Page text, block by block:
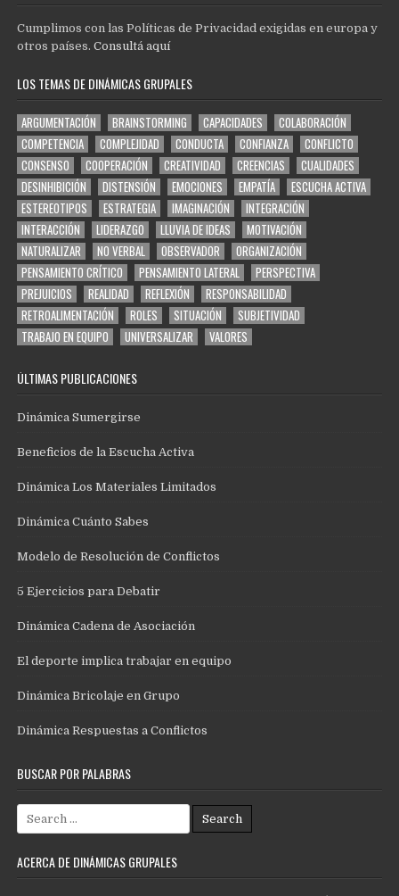
Cumplimos con las Políticas de Privacidad exigidas en europa y
otros países.Consultá aquí
LOS TEMAS DE DINÁMICAS GRUPALES
ARGUMENTACIÓN BRAINSTORMING CAPACIDADES
COLABORACIÓN
COMPETENCIA
COMPLEJIDAD CONDUCTA CONFIANZA
CONFLICTO
CONSENSO
COOPERACIÓN CREATIVIDAD CREENCIAS
CUALIDADES
DESINHIBICIÓN
DISTENSIÓN EMOCIONES EMPATÍA
ESCUCHA ACTIVA
ESTEREOTIPOS
ESTRATEGIA IMAGINACIÓN
INTEGRACIÓN
INTERACCIÓN
LIDERAZGO LLUVIA DE IDEAS
MOTIVACIÓN
NATURALIZAR
NO VERBAL OBSERVADOR
ORGANIZACIÓN
PENSAMIENTO CRÍTICO
PENSAMIENTO LATERAL
PERSPECTIVA
PREJUICIOS
REALIDAD REFLEXIÓN
RESPONSABILIDAD
RETROALIMENTACIÓN
ROLES SITUACIÓN
SUBJETIVIDAD
TRABAJO EN EQUIPO
UNIVERSALIZAR VALORES
ÚLTIMAS PUBLICACIONES
Dinámica Sumergirse
Beneficios de la Escucha Activa
Dinámica Los Materiales Limitados
Dinámica Cuánto Sabes
Modelo de Resolución de Conflictos
5 Ejercicios para Debatir
Dinámica Cadena de Asociación
El deporte implica trabajar en equipo
Dinámica Bricolaje en Grupo
Dinámica Respuestas a Conflictos
BUSCAR POR PALABRAS
Search
for:
ACERCA DE DINÁMICAS GRUPALES